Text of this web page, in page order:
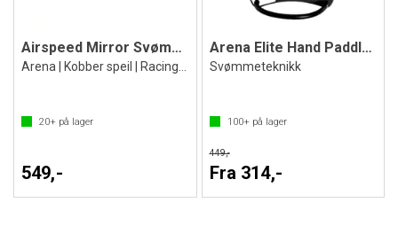
Airspeed Mirror Svømmebrille
20+ på lager
549,-
Arena Elite Hand Paddles 2
Svømmeteknikk
100+på lager
449,-
Fra 314,-